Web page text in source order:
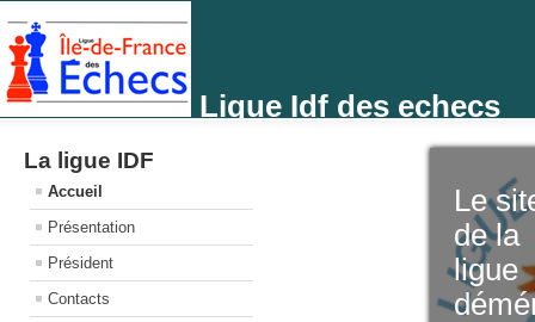
Ligue Idf des echecs
La ligue IDF
Accueil
Présentation
Président
Contacts
Le
de la
ligue